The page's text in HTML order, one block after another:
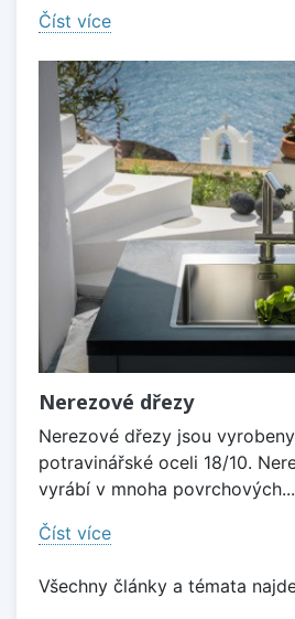
Číst více
Nerezové dřezy
Nerezové dřezy jsou
potravinářské oceli 18/10.
vyrábí v mnoha povrchových...
Číst více
Všechny články a témata